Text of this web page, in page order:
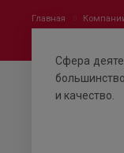
Главная
Сфера
и качество.